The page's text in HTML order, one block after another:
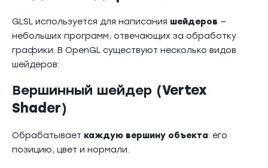
GLSL используется для написания шейдеров —
небольших программ, отвечающих за обработку
графики. В OpenGL существуют несколько видов
шейдеров:
Вершинный шейдер (Vertex
Shader)
Обрабатывает каждую вершину объекта: его
позицию, цвет и нормали.